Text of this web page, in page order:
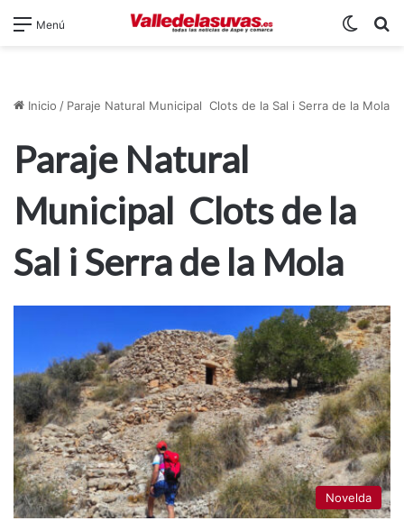
Menú
Inicio / Paraje Natural Municipal Clots de la Sal i Serra de la Mola
Paraje Natural
Municipal Clots de la
Sal i Serra de la Mola
Novelda